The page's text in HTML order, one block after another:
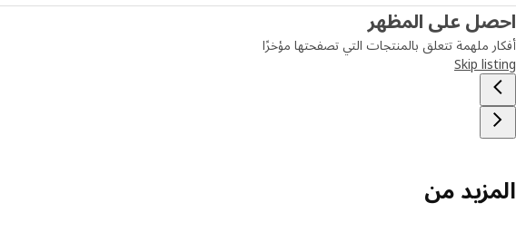
احصل على المظهر
أفكار ملهمة تتعلق بالمنتجات التي تصفحتها مؤخرًا
Skip listing
المزيد من